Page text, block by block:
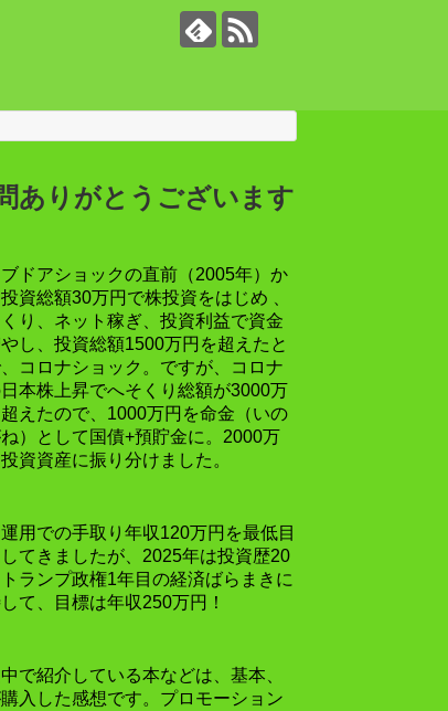
ありがとうございます
ドアショックの直前（2005年）か
資総額30万円で株投資をはじめ 、
り、ネット稼ぎ、投資利益で資金
し、投資総額1500万円を超えたと
コロナショック。ですが、コロナ
本株上昇でへそくり総額が3000万
えたので、1000万円を命金（いの
）として国債+預貯金に。2000万
資資産に振り分けました。
用での手取り年収120万円を最低目
てきましたが、2025年は投資歴20
ランプ政権1年目の経済ばらまきに
て、目標は年収250万円！
で紹介している本などは、基本、
入した感想です。プロモーション